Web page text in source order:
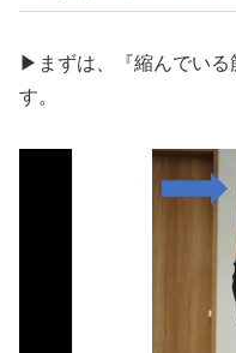
▶まずは、『縮んでいる
す。